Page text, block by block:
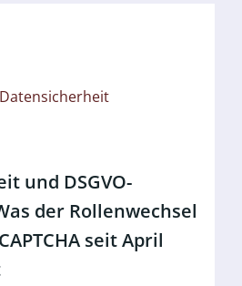
Datensicherheit
und DSGVO-
der Rollenwechsel
seit April